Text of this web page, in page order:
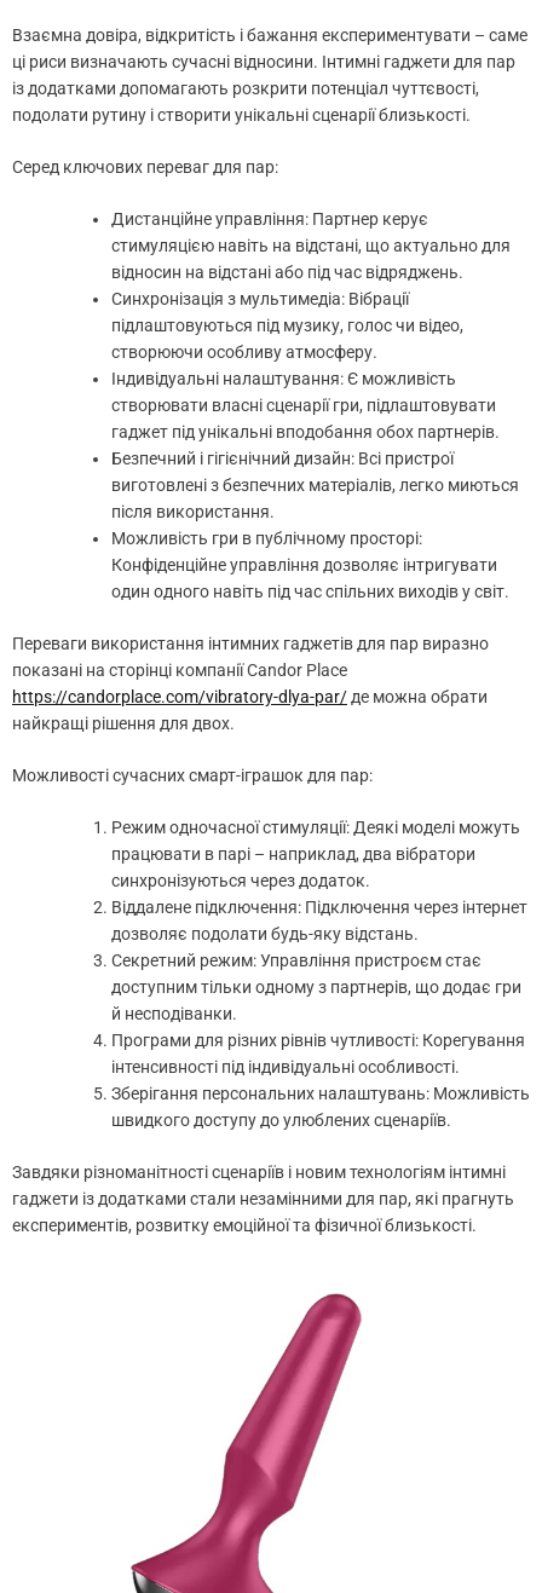
Взаємна довіра, відкритість і бажання експериментувати – саме
ці риси визначають сучасні відносини. Інтимні гаджети для пар
із додатками допомагають розкрити потенціал чуттєвості,
подолати рутину і створити унікальні сценарії близькості.
Серед ключових переваг для пар:
Дистанційне управління: Партнер керує
стимуляцією навіть на відстані, що актуально для
відносин на відстані або під час відряджень.
Синхронізація з мультимедіа: Вібрації
підлаштовуються під музику, голос чи відео,
створюючи особливу атмосферу.
Індивідуальні налаштування: Є можливість
створювати власні сценарії гри, підлаштовувати
гаджет під унікальні вподобання обох партнерів.
Безпечний і гігієнічний дизайн: Всі пристрої
виготовлені з безпечних матеріалів, легко миються
після використання.
Можливість гри в публічному просторі:
Конфіденційне управління дозволяє інтригувати
один одного навіть під час спільних виходів у світ.
Переваги використання інтимних гаджетів для пар виразно
показані на сторінці компанії Candor Place
https://candorplace.com/vibratory-dlya-par/ де можна обрати
найкращі рішення для двох.
Можливості сучасних смарт-іграшок для пар:
Режим одночасної стимуляції: Деякі моделі можуть
працювати в парі – наприклад, два вібратори
синхронізуються через додаток.
Віддалене підключення: Підключення через інтернет
дозволяє подолати будь-яку відстань.
Секретний режим: Управління пристроєм стає
доступним тільки одному з партнерів, що додає гри
й несподіванки.
Програми для різних рівнів чутливості: Корегування
інтенсивності під індивідуальні особливості.
Зберігання персональних налаштувань: Можливість
швидкого доступу до улюблених сценаріїв.
Завдяки різноманітності сценаріїв і новим технологіям інтимні
гаджети із додатками стали незамінними для пар, які прагнуть
експериментів, розвитку емоційної та фізичної близькості.